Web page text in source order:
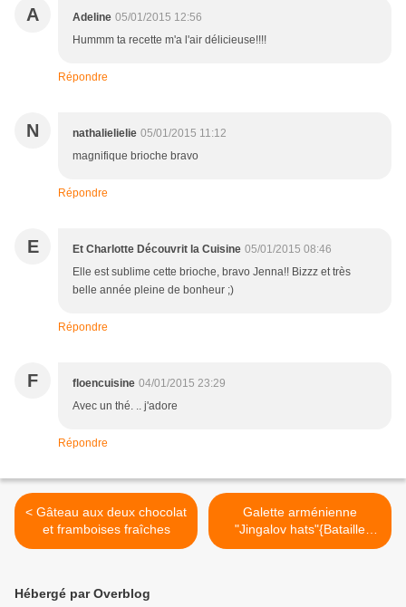
A Adeline 05/01/2015 12:56
Hummm ta recette m'a l'air délicieuse!!!!
Répondre
N nathalielielie 05/01/2015 11:12
magnifique brioche bravo
Répondre
E Et Charlotte Découvrit la Cuisine 05/01/2015 08:46
Elle est sublime cette brioche, bravo Jenna!! Bizzz et très
belle année pleine de bonheur ;)
Répondre
F floencuisine 04/01/2015 23:29
Avec un thé. .. j'adore
Répondre
< Gâteau aux deux chocolat
et framboises fraîches
Galette arménienne
"Jingalov hats"{Bataille
Food#19} >
Hébergé par Overblog